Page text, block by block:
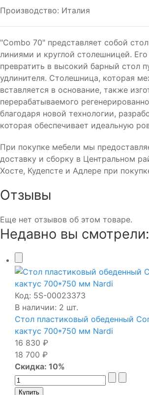
Производство: Италия
"Combo 70" представляет собой
линиями и круглой столешницей.
превратить в высокий барный стол
удлинителя. Столешница, которая
вставляется в основание, также
перерабатываемого
благодаря новой технологии,
которая обеспечивает идеальную
При покупке мебели мы
доставку и сборку в Центральном
Хосте, Кудепсте и Адлере при
Отзывы
Еще нет отзывов об этом товаре.
Недавно вы смотрели:
Код: 5S-00023373
В наличии: 2 шт.
Стол пластиковый обеденный
кактус 700*750 мм Nardi
16 830 ₽
18 700 ₽
Скидка: 10%